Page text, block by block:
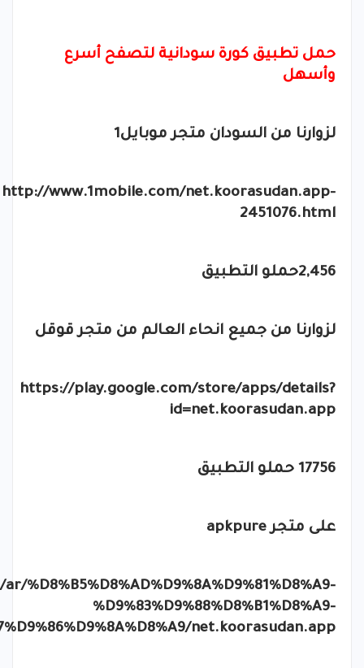
حمل تطبيق كورة سودانية لتصفح أسرع
وأسهل
لزوارنا من السودان متجر موبايل1
http://www.1mobile.com/net.koorasudan.app-
2451076.html
2,456حملو التطبيق
لزوارنا من جميع انحاء العالم من متجر قوقل
https://play.google.com/store/apps/details?
id=net.koorasudan.app
17756 حملو التطبيق
على متجرapkpure
%D9%83%D9%88%D8%B1%D8%A9-
net.koorasudan.app